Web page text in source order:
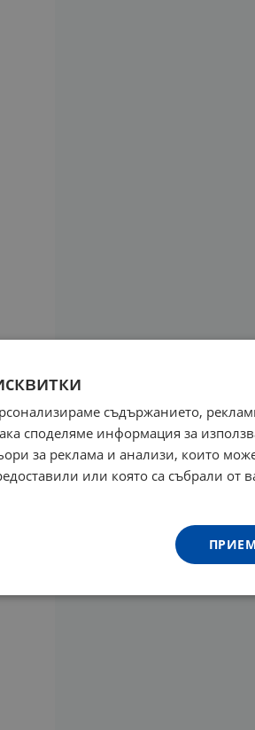
съдържанието,
споделяме информация за
за реклама и анализи, които
или която са събрали от